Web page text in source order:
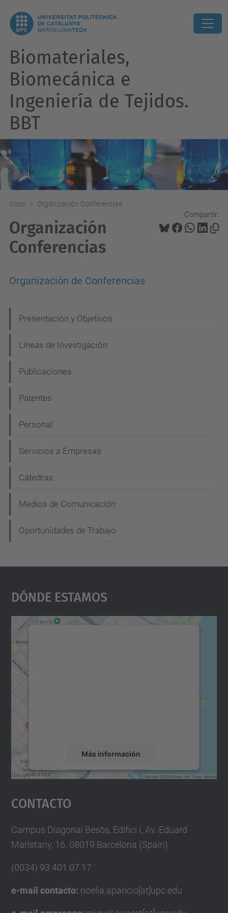
Biomateriales,
Biomecánica e
Ingeniería de Tejidos.
BBT
Inicio Organización Conferencias
Compartir:
Organización
Conferencias
Organización de Conferencias
a
v
g
a
i
ó
Presentación y Objetivos
Líneas de Investigación
Publicaciones
Patentes
Personal
Servicios a Empresas
Cátedras
Medios de Comunicación
Oportunidades de Trabajo
Dónde Estamos
Más información
Aceptar
powered by
Contacto
Campus Diagonal Besòs, Edifici I, Av. Eduard
Maristany, 16. 08019 Barcelona (Spain)
(0034) 93 401 07 17
e-mail contacto: noelia.aparicio[at]upc.edu